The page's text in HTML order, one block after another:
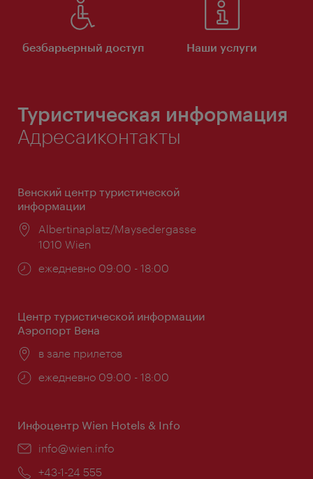
безбарьерный доступ Наши услуги
Туристическая информация
Адресаиконтакты
Венский центр туристической
информации
Расположение:
Albertinaplatz/Maysedergasse
1010 Wien
Часы
ежедневно 09:00 - 18:00
Центр туристической информации
Аэропорт Вена
Расположение:
в зале прилетов
Часы
ежедневно 09:00 - 18:00
Инфоцентр Wien Hotels & Info
Эл.
info@wien.info
Телефон:
+43-1-24 555